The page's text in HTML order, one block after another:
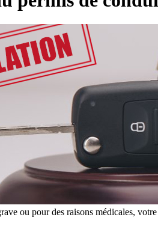
ou pour des raisons médicales,